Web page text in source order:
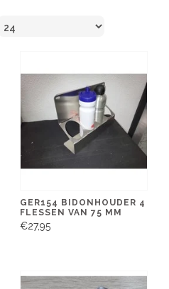
GER154 BIDONHOUDER 4
FLESSEN VAN 75 MM
€27,95